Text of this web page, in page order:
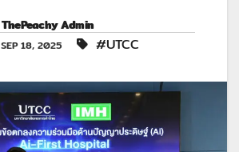
ThePeachy Admin
SEP 18, 2025 #UTCC